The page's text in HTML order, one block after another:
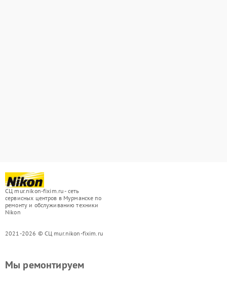
СЦ mur.nikon-fixim.ru - сеть
сервисных центров в Мурманске по
ремонту и обслуживанию техники
Nikon
2021-2026 © СЦ mur.nikon-fixim.ru
Мы ремонтируем